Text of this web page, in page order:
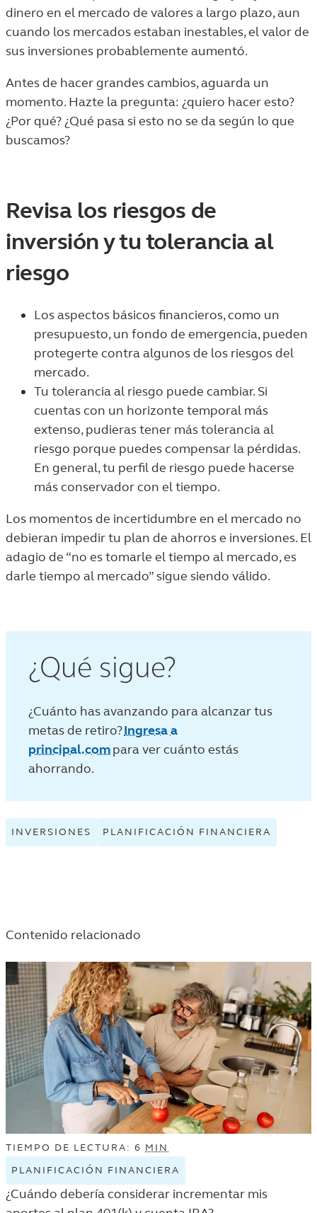
dinero en el mercado de valores a largo plazo, aun
cuando los mercados estaban inestables, el valor de
sus inversiones probablemente aumentó.
Antes de hacer grandes cambios, aguarda un
momento. Hazte la pregunta: ¿quiero hacer esto?
¿Por qué? ¿Qué pasa si esto no se da según lo que
buscamos?
Revisa los riesgos de
inversión y tu tolerancia al
riesgo
Los aspectos básicos financieros, como un
presupuesto, un fondo de emergencia, pueden
protegerte contra algunos de los riesgos del
mercado.
Tu tolerancia al riesgo puede cambiar. Si
cuentas con un horizonte temporal más
extenso, pudieras tener más tolerancia al
riesgo porque puedes compensar la pérdidas.
En general, tu perfil de riesgo puede hacerse
más conservador con el tiempo.
Los momentos de incertidumbre en el mercado no
debieran impedir tu plan de ahorros e inversiones. El
adagio de “no es tomarle el tiempo al mercado, es
darle tiempo al mercado” sigue siendo válido.
¿Qué sigue?
¿Cuánto has avanzando para alcanzar tus
metas de retiro?Ingresa a
principal.compara ver cuánto estás
ahorrando.
INVERSIONES
VIEW
INVERSIONES
VIDA
DINERO
LISTING.
PLANIFICACIÓN FINANCIERA
DINERO
Contenido relacionado
TIEMPO DE LECTURA: 6 MIN
PLANIFICACIÓN FINANCIERA
PLANIFICACIÓN
¿Cuándo debería considerar incrementar mis